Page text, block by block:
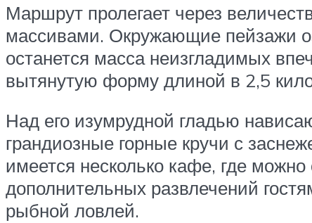
Маршрут пролегает через
массивами. Окружающие пейзажи
останется масса неизгладимых
вытянутую форму длиной в 2,5
Над его изумрудной гладью
грандиозные горные кручи с
имеется несколько кафе, где
дополнительных развлечений
рыбной ловлей.